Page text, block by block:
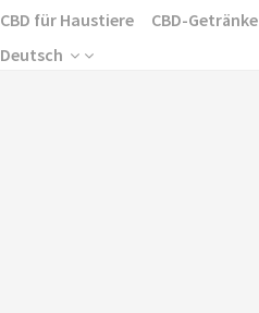
CBD für Haustiere CBD-Getränke
Deutsch